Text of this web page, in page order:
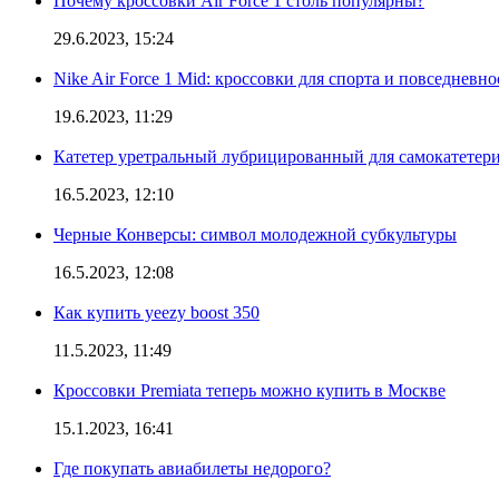
29.6.2023, 15:24
Nike Air Force 1 Mid: кроссовки для спорта и
19.6.2023, 11:29
Катетер уретральный лубрицированный для
16.5.2023, 12:10
Черные Конверсы: символ молодежной субкультуры
16.5.2023, 12:08
Как купить yeezy boost 350
11.5.2023, 11:49
Кроссовки Premiata теперь можно купить в Москве
15.1.2023, 16:41
Где покупать авиабилеты недорого?